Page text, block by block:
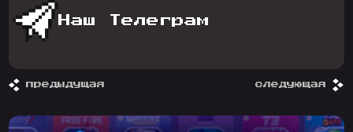
Наш Телеграм
предыдущая следующая